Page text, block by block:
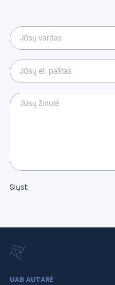
Siųsti
UAB AUTARĖ